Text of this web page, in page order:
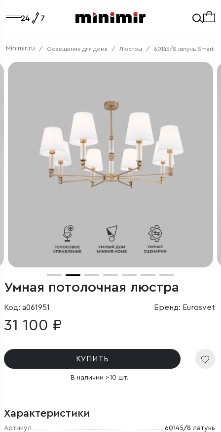
Minimir.ru Освещение для дома Люстры 60145/8 латунь Smart
Умная потолочная люстра
Код: a061951 Бренд: Eurosvet
31 100 ₽
КУПИТЬ
В наличии >10 шт.
Характеристики
Артикул
60145/8 латунь